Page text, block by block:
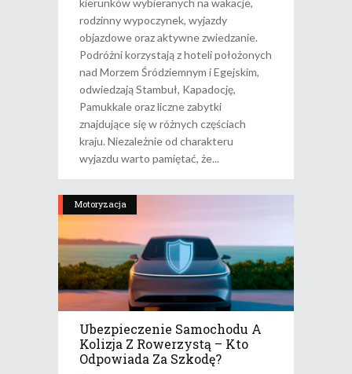
kierunków wybieranych na wakacje,
rodzinny wypoczynek, wyjazdy
objazdowe oraz aktywne zwiedzanie.
Podróżni korzystają z hoteli położonych
nad Morzem Śródziemnym i Egejskim,
odwiedzają Stambuł, Kapadocję,
Pamukkale oraz liczne zabytki
znajdujące się w różnych częściach
kraju. Niezależnie od charakteru
wyjazdu warto pamiętać, że
Motoryzacja
Ubezpieczenie Samochodu A
Kolizja Z Rowerzystą – Kto
Odpowiada Za Szkodę?